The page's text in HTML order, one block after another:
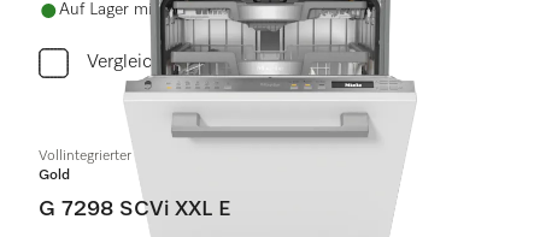
Auf Lager mit kostenlosem Versand
Vergleichen
Vollintegrierter Geschirrspüler XXL
Gold
G 7298 SCVi XXL E